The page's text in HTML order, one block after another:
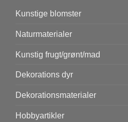
Kunstige blomster
Naturmaterialer
Kunstig frugt/grønt/mad
Dekorations dyr
Dekorationsmaterialer
Hobbyartikler